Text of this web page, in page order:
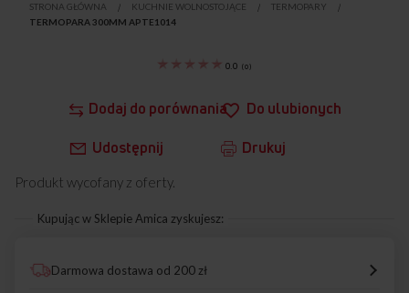
początek
STRONA GŁÓWNA KUCHNIE WOLNOSTOJĄCE
TERMOPARY
TERMOPARA 300MM APTE1014
Dodaj do porównania Do ulubionych
Udostępnij Drukuj
0.0 (0)
Produkt wycofany z oferty.
Kupując w Sklepie Amica zyskujesz:
Darmowa dostawa od 200 zł